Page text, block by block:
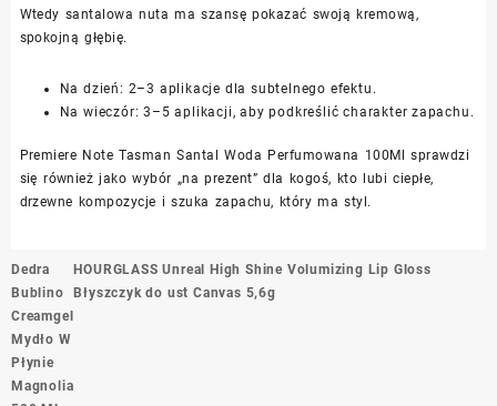
Wtedy santalowa nuta ma szansę pokazać swoją kremową,
spokojną głębię.
Na dzień: 2–3 aplikacje dla subtelnego efektu.
Na wieczór: 3–5 aplikacji, aby podkreślić charakter zapachu.
Premiere Note Tasman Santal Woda Perfumowana 100Ml sprawdzi
się również jako wybór „na prezent” dla kogoś, kto lubi ciepłe,
drzewne kompozycje i szuka zapachu, który ma styl.
Nawigacja
wpisu
Dedra
Bublino
Creamgel
Mydło W
Płynie
Magnolia
HOURGLASS Unreal High Shine Volumizing Lip Gloss
Błyszczyk do ust Canvas 5,6g